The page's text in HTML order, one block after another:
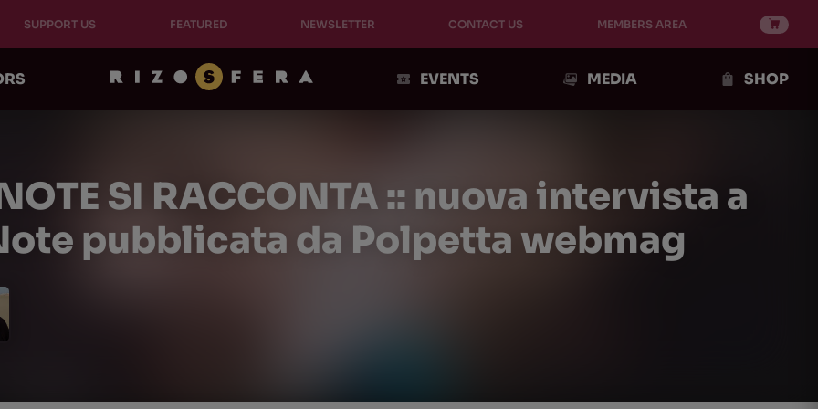
SUPPORT US FEATURED NEWSLETTER CONTACT US MEMBERS AREA
EVENTS MEDIA SHOP
SI RACCONTA :: nuova intervista a
pubblicata da Polpetta webmag